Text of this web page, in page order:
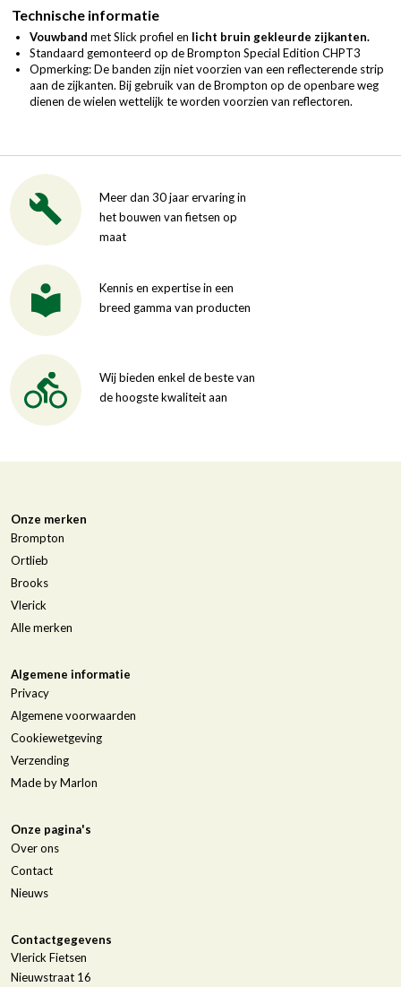
Technische informatie
Vouwband met Slick profiel en licht bruin gekleurde zijkanten.
Standaard gemonteerd op de Brompton Special Edition CHPT3
Opmerking: De banden zijn niet voorzien van een reflecterende strip
aan de zijkanten. Bij gebruik van de Brompton op de openbare weg
dienen de wielen wettelijk te worden voorzien van reflectoren.
Meer dan 30 jaar ervaring in
het bouwen van fietsen op
maat
Kennis en expertise in een
breed gamma van producten
Wij bieden enkel de beste van
de hoogste kwaliteit aan
Onze merken
Brompton
Ortlieb
Brooks
Vlerick
Alle merken
Algemene informatie
Privacy
Algemene voorwaarden
Cookiewetgeving
Verzending
Made by Marlon
Onze pagina's
Over ons
Contact
Nieuws
Contactgegevens
Vlerick Fietsen
Nieuwstraat 16